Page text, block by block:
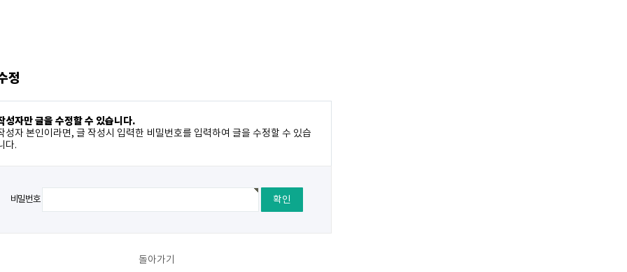
정
성자만 글을 수정할 수 있습니다.
성자 본인이라면, 글 작성시 입력한 비밀번호를 입력하여 글을 수정할 수 있습
다.
비밀번호
돌아가기